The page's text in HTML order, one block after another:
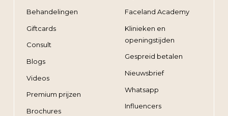
Behandelingen
Giftcards
Consult
Blogs
Videos
Premium prijzen
Brochures
Faceland Academy
Klinieken en
openingstijden
Gespreid betalen
Nieuwsbrief
Whatsapp
Influencers